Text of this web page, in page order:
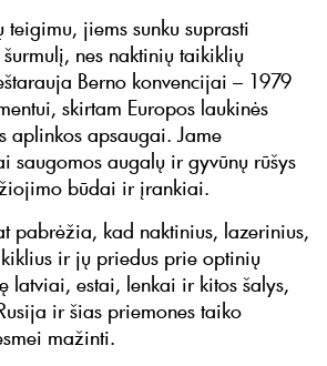
jiems sunku suprasti
nes naktinių taikiklių
Berno konvencijai – 1979
skirtam Europos laukinės
aplinkos apsaugai. Jame
saugomos augalų ir gyvūnų rūšys
būdai ir įrankiai.
pabrėžia, kad naktinius, lazerinius,
ir jų priedus prie optinių
latviai, estai, lenkai ir kitos šalys,
ir šias priemones taiko
mažinti.